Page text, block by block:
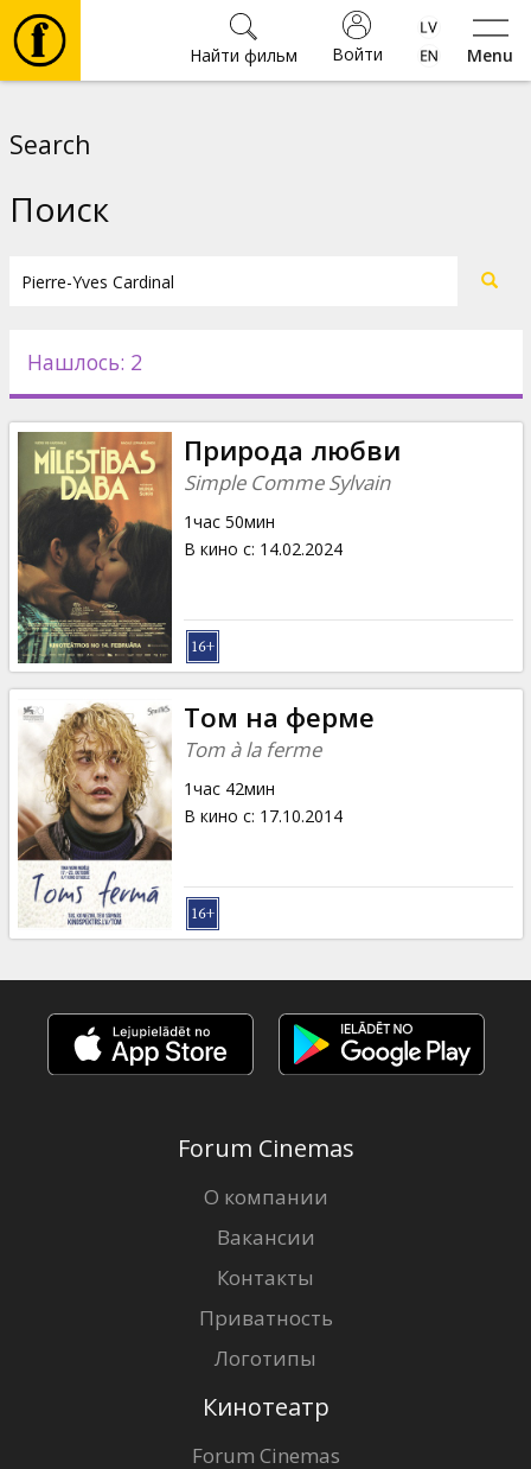
Menu
Войти
Найти фильм
Новости
Подарки
Кинозакуски
B2B
Клуб
Search
Поиск
Нашлось: 2
Природа любви
Simple Comme Sylvain
1час 50мин
В кино с: 14.02.2024
Том на ферме
Tom à la ferme
1час 42мин
В кино с: 17.10.2014
Forum Cinemas
О компании
Вакансии
Контакты
Приватность
Логотипы
Кинотеатр
Forum Cinemas